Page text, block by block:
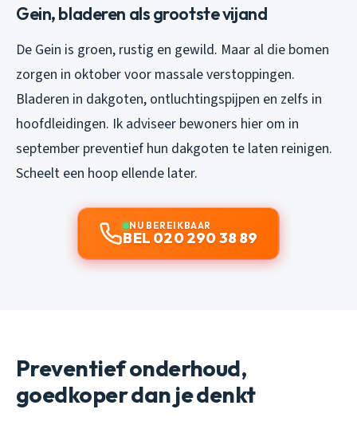
Gein, bladeren als grootste vijand
De Gein is groen, rustig en gewild. Maar al die bomen
zorgen in oktober voor massale verstoppingen.
Bladeren in dakgoten, ontluchtingspijpen en zelfs in
hoofdleidingen. Ik adviseer bewoners hier om in
september preventief hun dakgoten te laten reinigen.
Scheelt een hoop ellende later.
NU BEREIKBAAR
BEL 020 290 38 89
Preventief onderhoud,
goedkoper dan je denkt